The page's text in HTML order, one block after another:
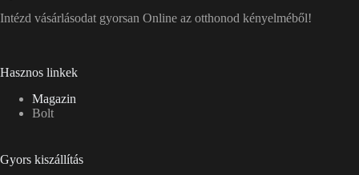
Intézd vásárlásodat gyorsan Online az otthonod kényelméből!
Hasznos linkek
Magazin
Bolt
Gyors kiszállítás